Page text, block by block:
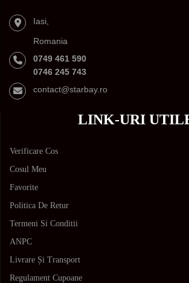
Iasi,
Romania
0749 461 590
0746 245 743
contact@starbay.ro
LINK-URI
Verificare Cos
Cosul Meu
Favorite
Politica De Retur
Termeni Si Conditii
ANPC
Livrare Și Transport
Regulament Cupoane